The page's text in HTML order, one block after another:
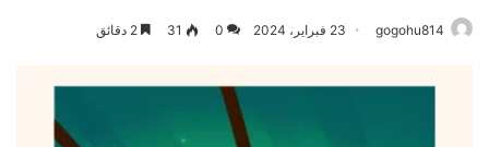
gogohu814 23 فبراير، 2024 0
31